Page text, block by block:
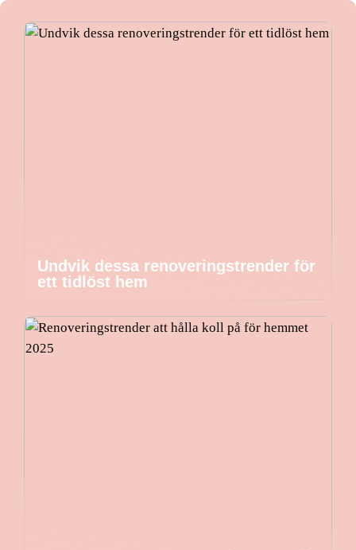
Undvik dessa renoveringstrender för
ett tidlöst hem